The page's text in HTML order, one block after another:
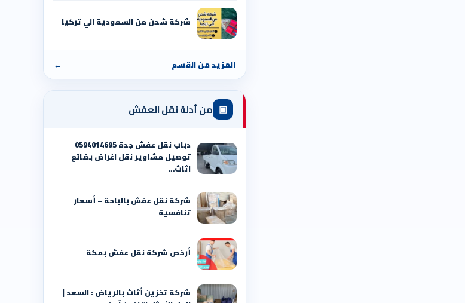
شركة شحن من السعودية الي تركيا
المزيد من القسم ←
▣ من أدلة نقل العفش
دباب نقل عفش جدة 0594014695
توصيل مشاوير نقل اغراض بضائع
اثاث…
شركة نقل عفش بالباحة – أسعار
تنافسية
أرخص شركة نقل عفش بمكة
شركة تخزين أثاث بالرياض : السعد |